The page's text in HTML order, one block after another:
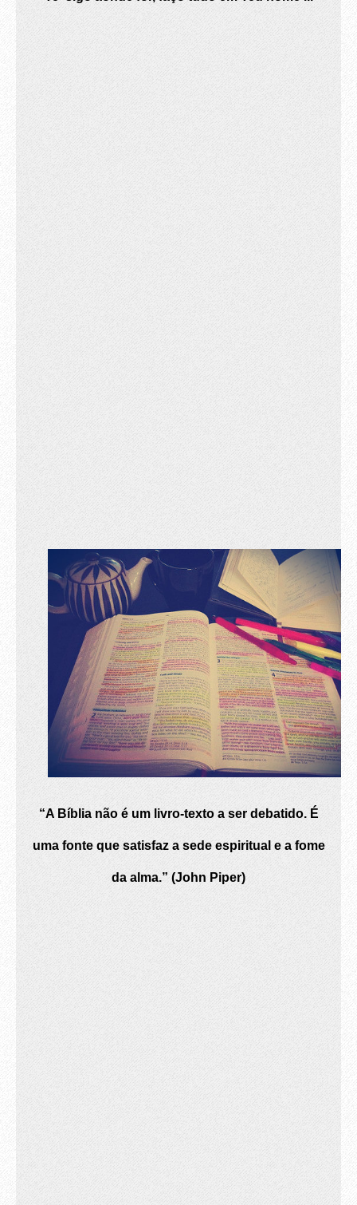
“A Bíblia não é um livro-texto a ser debatido. É
uma fonte que satisfaz a sede espiritual e a fome
da alma.” (John Piper)